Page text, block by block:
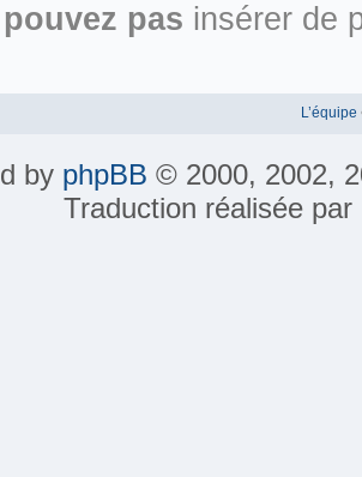
pas insérer de
L’équipe
by phpBB © 2000, 2002,
Traduction réalisée par